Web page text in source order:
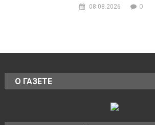
08.08.2026 0
О ГАЗЕТЕ